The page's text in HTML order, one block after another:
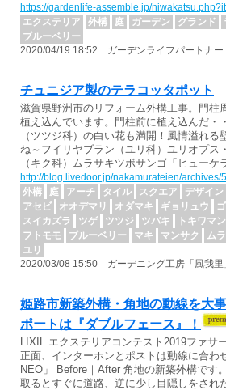
https://gardenlife-assemble.jp/
エクステリア
外構 庭 ガーデン グランド
ブルーベリー
2020/04/19 18:52 ガーデンライフパートナー
チュニジア製のテラコッタポット
滋賀県野洲市のリフォーム外構工事。門柱
植え込んでいます。門柱前に植え込んだ・
（ツツジ科）の白い花も満開！風情溢れ
ね～フイリヤブラン（ユリ科）ユリオプス
（キク科）ムラサキツボサンゴ「ヒューケ
http://blog.livedoor.jp/nakamurateien/archives/
外構
庭 アーチ タイル スクエア デザイン
アセビ
オオデマリ オダマキ ギョリュウ
スイカズラ
ツゲ ツツジ ツバキ トキワマ
フトモモ
ブルーベリー マキ マンサク ム
ユリ
2020/03/08 15:50 ガーデニング工房「風我里
姫路市新築外構・角地の動線を大
ポートは『ダブルフェース』！
LIXIL エクステリアコンテスト2019ファサ
正面、インターホンとポストは動線に合わ
NEO」 Before｜After 角地の新築外構です
取るとすぐに道路、逆に少し目隠しをされ